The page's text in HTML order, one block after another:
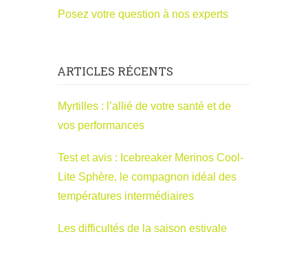
Posez votre question à nos experts
ARTICLES RÉCENTS
Myrtilles : l’allié de votre santé et de
vos performances
Test et avis : Icebreaker Merinos Cool-
Lite Sphère, le compagnon idéal des
températures intermédiaires
Les difficultés de la saison estivale